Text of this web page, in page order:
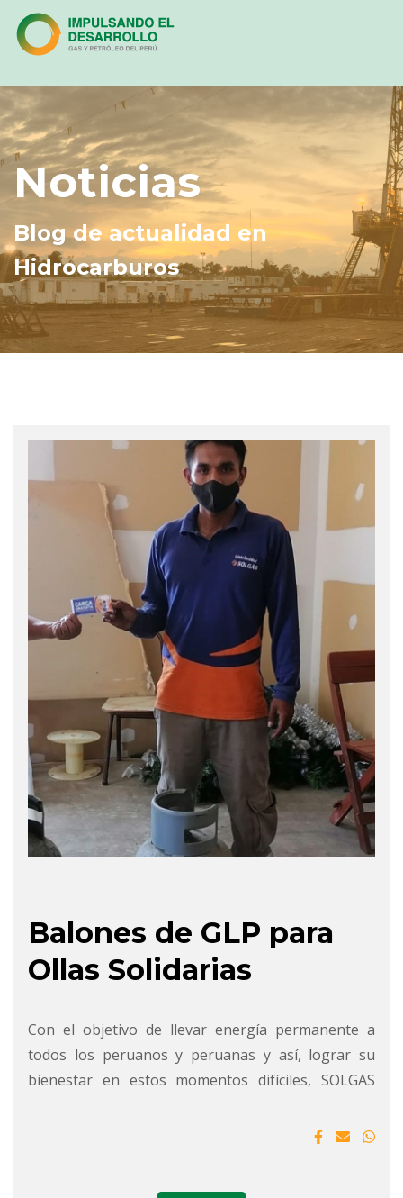
Noticias
Blog de actualidad en
Hidrocarburos
Balones de GLP para
Ollas Solidarias
Con el objetivo de llevar energía permanente a
todos los peruanos y peruanas y así, lograr su
bienestar en estos momentos difíciles, SOLGAS